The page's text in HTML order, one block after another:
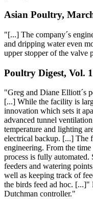
Asian Poultry,
"[...] The company´s
and dripping water even
upper stopper of the valve
Poultry Digest, Vol.
"Greg and Diane Elliott´s
[...] While the facility is
innovation which sets it
advanced tunnel
temperature and lighting
electrical backup. [...] The
engineering. From the
process is fully automated.
feeders and watering
well as keeping track of
the birds feed ad hoc.
Dutchman controller."